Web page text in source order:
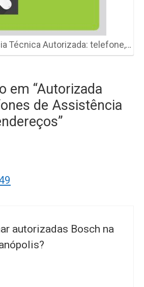
Técnica Autorizada: telefone,…
em “Autorizada
de Assistência
autorizadas Bosch na